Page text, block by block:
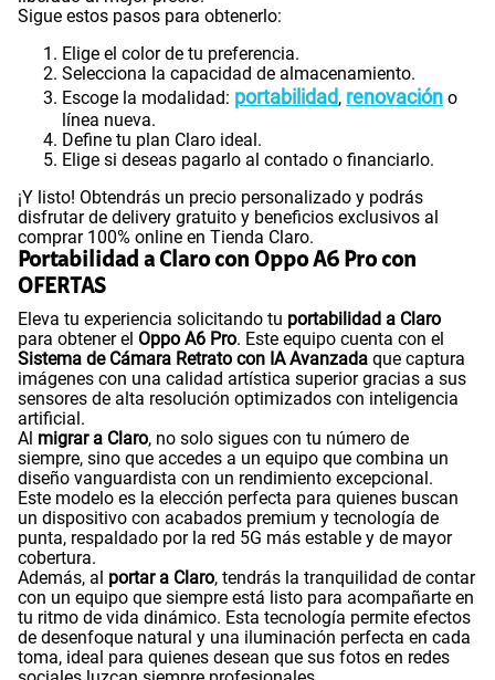
Sigue estos pasos para obtenerlo:
Elige el color de tu preferencia.
Selecciona la capacidad de almacenamiento.
Escoge la modalidad: portabilidad, renovación o
línea nueva.
Define tu plan Claro ideal.
Elige si deseas pagarlo al contado o financiarlo.
¡Y listo! Obtendrás un precio personalizado y podrás
disfrutar de delivery gratuito y beneficios exclusivos al
comprar 100% online en Tienda Claro.
Portabilidad a Claro con Oppo A6 Pro con
OFERTAS
Eleva tu experiencia solicitando tu portabilidad a Claro
para obtener el Oppo A6 Pro. Este equipo cuenta con el
Sistema de Cámara Retrato con IA Avanzada que captura
imágenes con una calidad artística superior gracias a sus
sensores de alta resolución optimizados con inteligencia
artificial.
Al migrar a Claro, no solo sigues con tu número de
siempre, sino que accedes a un equipo que combina un
diseño vanguardista con un rendimiento excepcional.
Este modelo es la elección perfecta para quienes buscan
un dispositivo con acabados premium y tecnología de
punta, respaldado por la red 5G más estable y de mayor
cobertura.
Además, al portar a Claro, tendrás la tranquilidad de contar
con un equipo que siempre está listo para acompañarte en
tu ritmo de vida dinámico. Esta tecnología permite efectos
de desenfoque natural y una iluminación perfecta en cada
toma, ideal para quienes desean que sus fotos en redes